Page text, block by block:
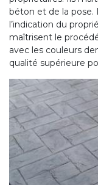
béton et de la pose.
l’indication du
maîtrisent le
avec les couleurs
qualité supérieure